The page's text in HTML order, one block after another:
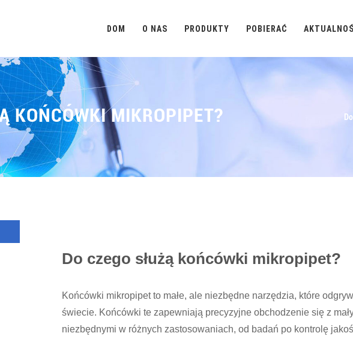
DOM O NAS PRODUKTY POBIERAĆ
KOŃCÓWKI MIKROPIPET?
Do czego służą końcówki mikropipet?
Końcówki mikropipet to małe, ale niezbędne narzędzia, które
świecie. Końcówki te zapewniają precyzyjne obchodzenie się z
niezbędnymi w różnych zastosowaniach, od badań po kontrolę